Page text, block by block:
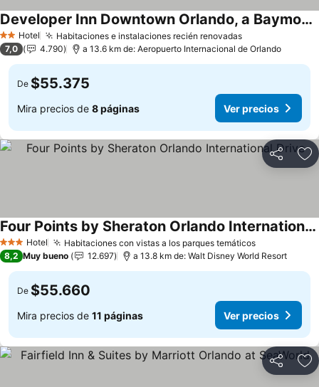
2 Estrellas
Hotel Habitaciones e instalaciones recién renovadas
Developer Inn Downtown Orlando, a Baymont by Wyndham
7,0 4.790 a 13.6 km de: Aeropuerto Internacional de Orlando
De $55.375
Mira precios de 8 páginas Ver precios
Compartir
3 Estrellas
Hotel Habitaciones con vistas a los parques temáticos
Four Points by Sheraton Orlando International Drive
8,2 Muy bueno 12.697 a 13.8 km de: Walt Disney World Resort
De $55.660
Mira precios de 11 páginas Ver precios
Compartir